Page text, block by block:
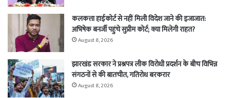
कलकत्ता हाईकोर्ट से नहीं मिली विदेश जाने की इजाजात:
अभिषेक बनर्जी पहुंचे सुप्रीम कोर्ट; क्या मिलेगी राहत?
August 8, 2026
झारखंड सरकार ने प्रश्नपत्र लीक विरोधी प्रदर्शन के बीच विभिन्न
संगठनों से की बातचीत, गतिरोध बरकरार
August 8, 2026